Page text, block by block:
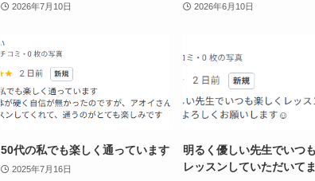
2026年7月10日 2026年6月10日
50代の私でも楽しく通っています
2025年7月16日
明るく優しい先生でいつ
レッスンしていただいて